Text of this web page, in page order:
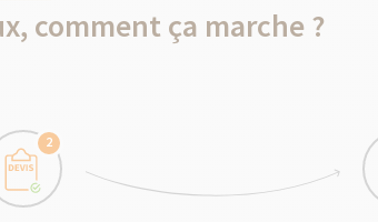
comment ça marche ?
2